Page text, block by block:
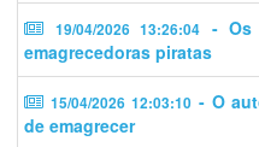
19/04/2026 13:26:04 - Os
emagrecedoras piratas
15/04/2026 12:03:10- O
de emagrecer